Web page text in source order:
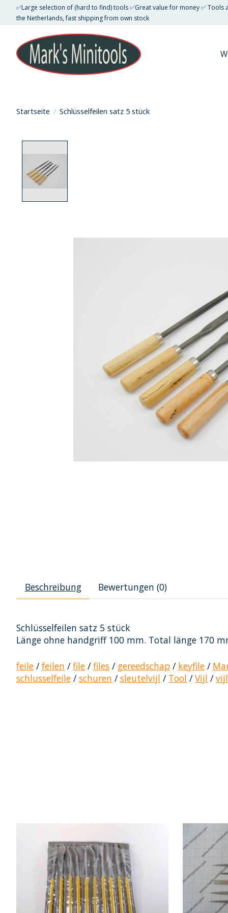
✅Large selection of (hard to find) tools ✅Great value for money ✅ Tools
the Netherlands, fast shipping from own stock
Startseite / Schlüsselfeilen satz 5 stück
Beschreibung Bewertungen (0)
Schlüsselfeilen satz 5 stück
Länge ohne handgriff 100 mm. Total länge 170
feile /feilen /file /files / gereedschap / keyfile /
schlusselfeile /schuren /sleutelvijl / Tool /Vijl /